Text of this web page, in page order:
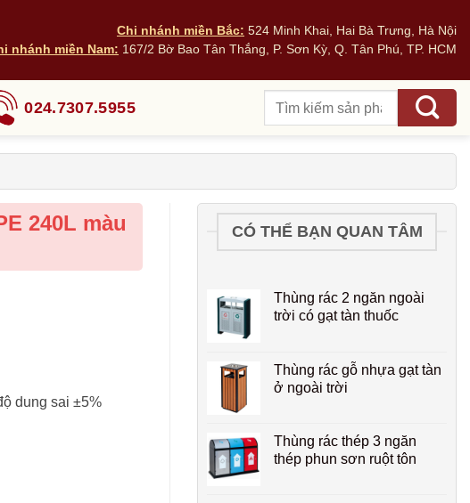
Chi nhánh miền Bắc: 524 Minh Khai, Hai Bà Trưng, Hà Nội
nhánh miền Nam: 167/2 Bờ Bao Tân Thắng, P. Sơn Kỳ, Q. Tân Phú, TP. HCM
024.7307.5955
kiếm:
240L màu
dung sai ±5%
CÓ THỂ BẠN QUAN TÂM
Thùng rác 2 ngăn ngoài
trời có gạt tàn thuốc
Thùng rác gỗ nhựa gạt tàn
ở ngoài trời
Thùng rác thép 3 ngăn
thép phun sơn ruột tôn